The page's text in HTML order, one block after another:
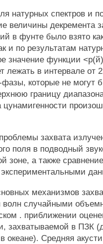
натурных спектров и
величины декремента
в фунте было взято
и по результатам
значение функции
лежать в интервале от
которые не могут
границу
цунамигенности
захвата
поля в подводный
зоне, а также
механизмов
волн случайными
. приближении
захватываемой в ПЗК
океане). Средняя